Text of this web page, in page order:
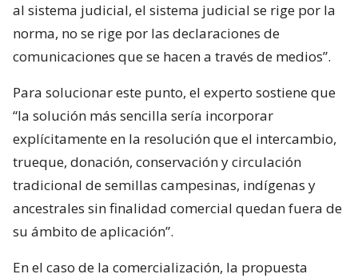
al sistema judicial, el sistema judicial se rige por la
norma, no se rige por las declaraciones de
comunicaciones que se hacen a través de medios”.
Para solucionar este punto, el experto sostiene que
“la solución más sencilla sería incorporar
explícitamente en la resolución que el intercambio,
trueque, donación, conservación y circulación
tradicional de semillas campesinas, indígenas y
ancestrales sin finalidad comercial quedan fuera de
su ámbito de aplicación”.
En el caso de la comercialización, la propuesta